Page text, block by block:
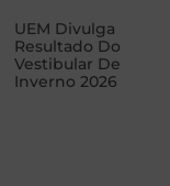
UEM Divulga
Resultado Do
Vestibular De
Inverno 2026